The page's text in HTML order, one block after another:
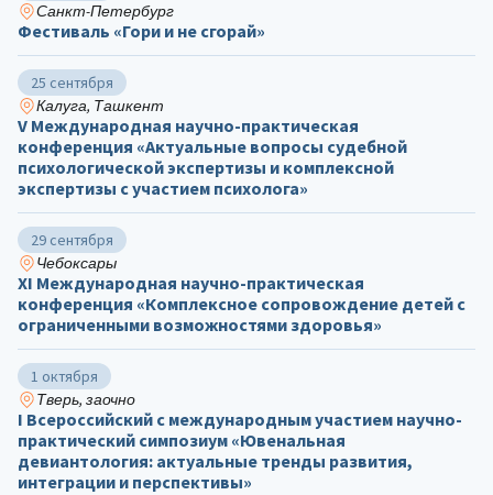
Санкт-Петербург
Фестиваль «Гори и не сгорай»
25 сентября
Калуга, Ташкент
V Международная научно-практическая
конференция «Актуальные вопросы судебной
психологической экспертизы и комплексной
экспертизы с участием психолога»
29 сентября
Чебоксары
ХΙ Международная научно-практическая
конференция «Комплексное сопровождение детей с
ограниченными возможностями здоровья»
1 октября
Тверь, заочно
I Всероссийский с международным участием научно-
практический симпозиум «Ювенальная
девиантология: актуальные тренды развития,
интеграции и перспективы»